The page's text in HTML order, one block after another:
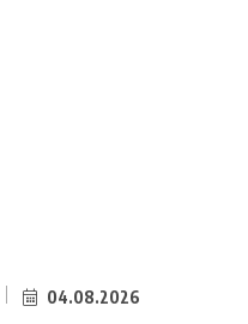
04.08.2026